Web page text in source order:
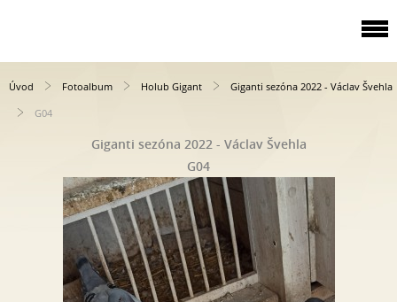
Úvod Fotoalbum Holub Gigant
Giganti sezóna 2022 - Václav Švehla
G04
Giganti sezóna 2022 - Václav Švehla
G04